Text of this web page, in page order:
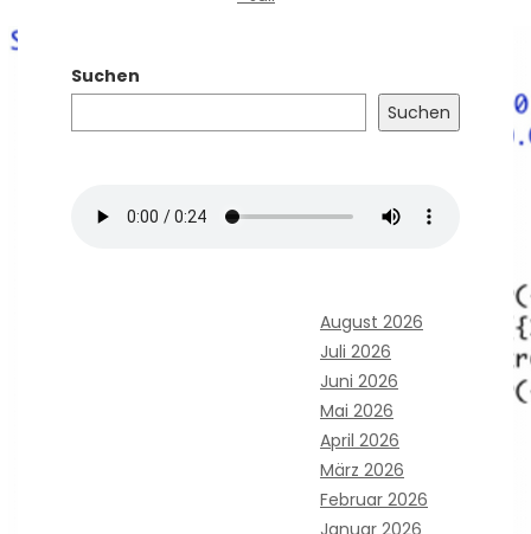
Suchen
Suchen
August 2026
Juli 2026
Juni 2026
Mai 2026
April 2026
März 2026
Februar 2026